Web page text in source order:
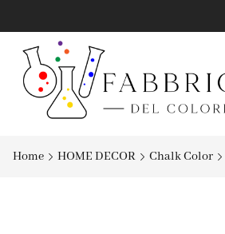
Home HOME DECOR Chalk Color